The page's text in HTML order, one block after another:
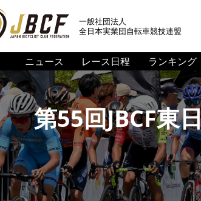
一般社団法人
全日本実業団自転車競技連盟
ニュース レース日程 ランキング
第55回JBCF東